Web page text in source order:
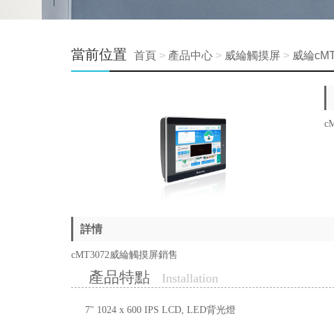
當前位置 首頁 > 產品中心 > 威綸觸摸屏 > 威綸
詳情
cMT3072威綸觸摸屏銷售
產品特點 Installation
7" 1024 x 600 IPS LCD, LED背光燈